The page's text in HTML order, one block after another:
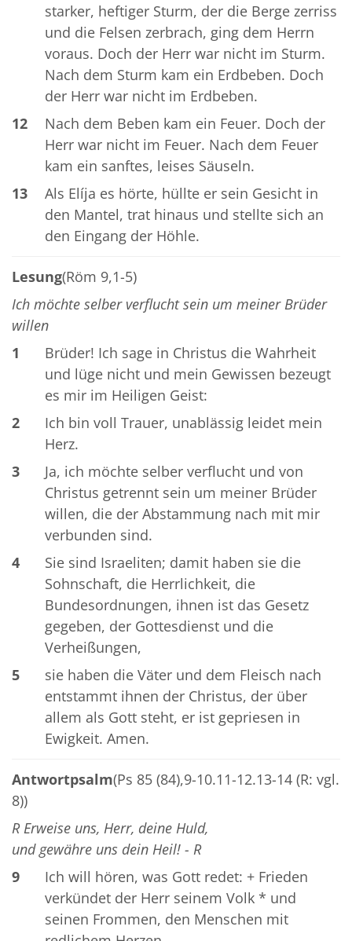
starker, heftiger Sturm, der die Berge zerriss
und die Felsen zerbrach, ging dem Herrn
voraus. Doch der Herr war nicht im Sturm.
Nach dem Sturm kam ein Erdbeben. Doch
der Herr war nicht im Erdbeben.
12
Nach dem Beben kam ein Feuer. Doch der
Herr war nicht im Feuer. Nach dem Feuer
kam ein sanftes, leises Säuseln.
13
Als Elíja es hörte, hüllte er sein Gesicht in
den Mantel, trat hinaus und stellte sich an
den Eingang der Höhle.
Lesung(Röm 9,1-5)
Ich möchte selber verflucht sein um meiner Brüder
willen
1
Brüder! Ich sage in Christus die Wahrheit
und lüge nicht und mein Gewissen bezeugt
es mir im Heiligen Geist:
2
Ich bin voll Trauer, unablässig leidet mein
Herz.
3
Ja, ich möchte selber verflucht und von
Christus getrennt sein um meiner Brüder
willen, die der Abstammung nach mit mir
verbunden sind.
4
Sie sind Israeliten; damit haben sie die
Sohnschaft, die Herrlichkeit, die
Bundesordnungen, ihnen ist das Gesetz
gegeben, der Gottesdienst und die
Verheißungen,
5
sie haben die Väter und dem Fleisch nach
entstammt ihnen der Christus, der über
allem als Gott steht, er ist gepriesen in
Ewigkeit. Amen.
Antwortpsalm(Ps 85 (84),9-10.11-12.13-14 (R: vgl.
8))
R Erweise uns, Herr, deine Huld,
und gewähre uns dein Heil! - R
9
Ich will hören, was Gott redet: + Frieden
verkündet der Herr seinem Volk * und
seinen Frommen, den Menschen mit